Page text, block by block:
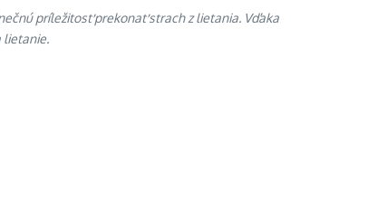
príležitosť prekonať strach z lietania. Vďaka
lietanie.